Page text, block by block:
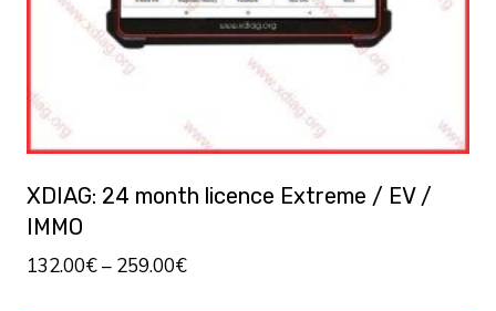
XDIAG: 24 month licence Extreme / EV /
IMMO
132.00€– 259.00€